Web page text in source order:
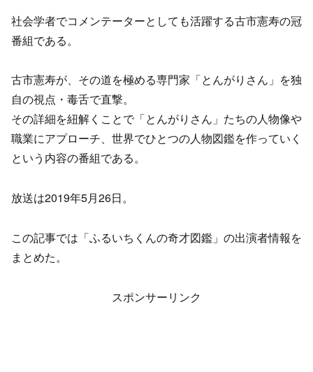
社会学者でコメンテーターとしても活躍する古市憲寿の冠
番組である。
古市憲寿が、その道を極める専門家「とんがりさん」を独
自の視点・毒舌で直撃。
その詳細を紐解くことで「とんがりさん」たちの人物像や
職業にアプローチ、世界でひとつの人物図鑑を作っていく
という内容の番組である。
放送は2019年5月26日。
この記事では「ふるいちくんの奇才図鑑」の出演者情報を
まとめた。
スポンサーリンク